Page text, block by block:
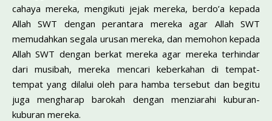
cahaya mereka, mengikuti jejak mereka, berdo’a kepada
Allah SWT dengan perantara mereka agar Allah SWT
memudahkan segala urusan mereka, dan memohon kepada
Allah SWT dengan berkat mereka agar mereka terhindar
dari musibah, mereka mencari keberkahan di tempat-
tempat yang dilalui oleh para hamba tersebut dan begitu
juga mengharap barokah dengan menziarahi kuburan-
kuburan mereka.